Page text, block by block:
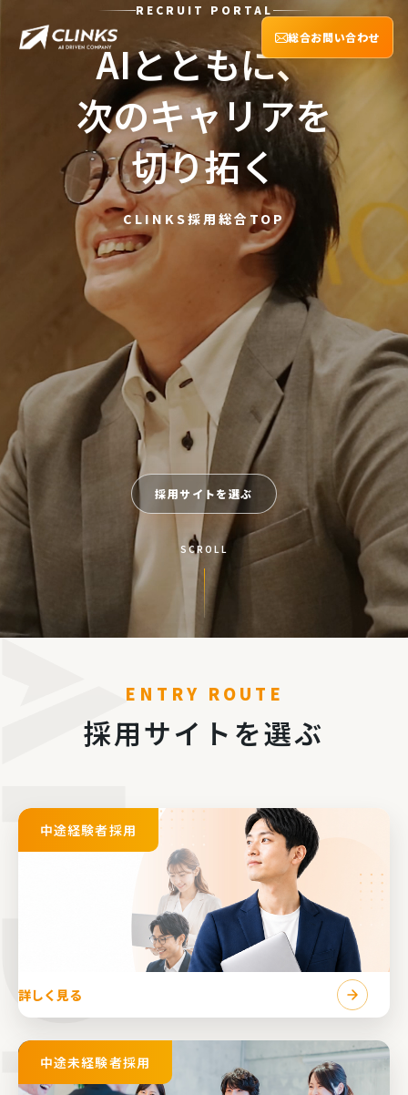
総合お問い合わせ
RECRUIT PORTAL
AIとともに、
次のキャリアを
切り拓く
CLINKS採用総合TOP
採用サイトを選ぶ
SCROLL
ENTRY ROUTE
採用サイトを選ぶ
中途経験者採用
詳しく見る
中途未経験者採用